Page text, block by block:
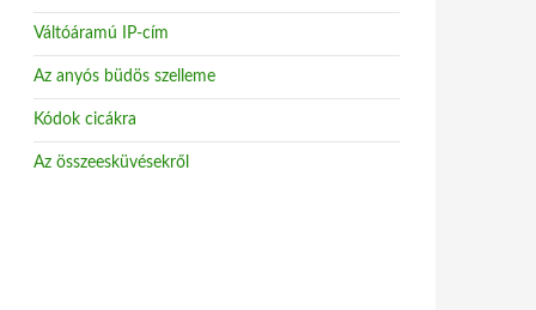
Váltóáramú IP-cím
Az anyós büdös szelleme
Kódok cicákra
Az összeesküvésekről